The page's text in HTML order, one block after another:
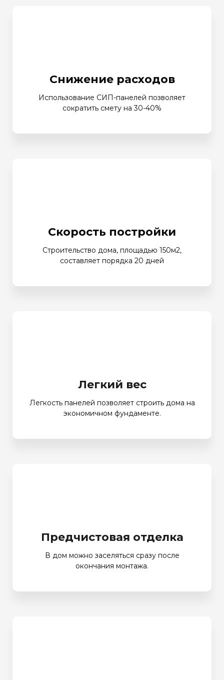
Снижение расходов
Использование СИП-панелей позволяет
сократить смету на 30-40%
Скорость постройки
Строительство дома, площадью 150м2,
составляет порядка 20 дней
Легкий вес
Легкость панелей позволяет строить дома на
экономичном фундаменте.
Предчистовая отделка
В дом можно заселяться сразу после
окончания монтажа.